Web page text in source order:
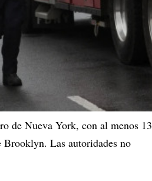
de Nueva York, con al menos 13
Brooklyn. Las autoridades no